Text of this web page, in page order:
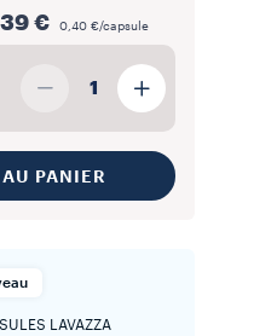
€ 0,40 €/capsule
1
PANIER
LAVAZZA